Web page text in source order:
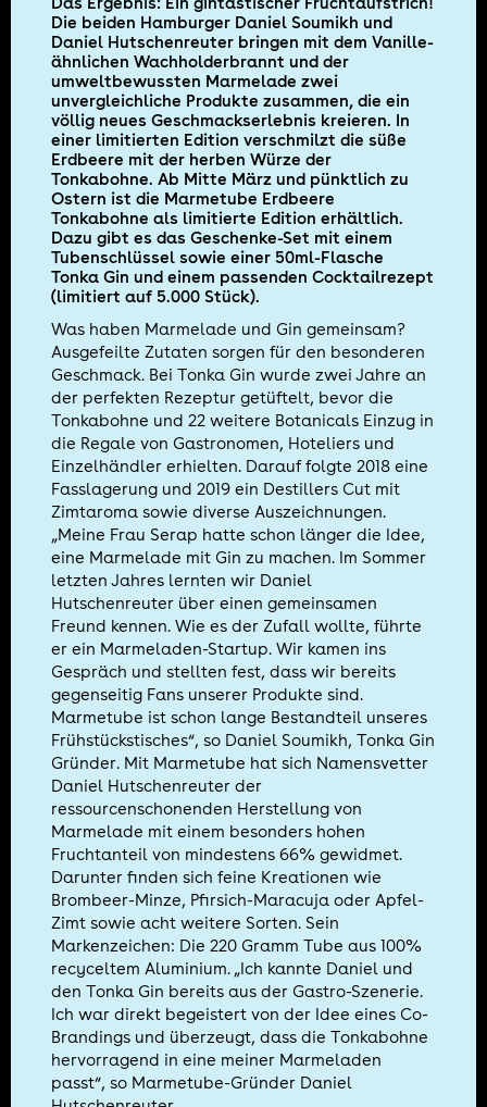
Die beiden Hamburger Daniel Soumikh und
Daniel Hutschenreuter bringen mit dem Vanille-
ähnlichen Wachholderbrannt und der
umweltbewussten Marmelade zwei
unvergleichliche Produkte zusammen, die ein
völlig neues Geschmackserlebnis kreieren. In
einer limitierten Edition verschmilzt die süße
Erdbeere mit der herben Würze der
Tonkabohne. Ab Mitte März und pünktlich zu
Ostern ist die Marmetube Erdbeere
Tonkabohne als limitierte Edition erhältlich.
Dazu gibt es das Geschenke-Set mit einem
Tubenschlüssel sowie einer 50ml-Flasche
Tonka Gin und einem passenden Cocktailrezept
(limitiert auf 5.000 Stück).
Was haben Marmelade und Gin gemeinsam?
Ausgefeilte Zutaten sorgen für den besonderen
Geschmack. Bei Tonka Gin wurde zwei Jahre an
der perfekten Rezeptur getüftelt, bevor die
Tonkabohne und 22 weitere Botanicals Einzug in
die Regale von Gastronomen, Hoteliers und
Einzelhändler erhielten. Darauf folgte 2018 eine
Fasslagerung und 2019 ein Destillers Cut mit
Zimtaroma sowie diverse Auszeichnungen.
„Meine Frau Serap hatte schon länger die Idee,
eine Marmelade mit Gin zu machen. Im Sommer
letzten Jahres lernten wir Daniel
Hutschenreuter über einen gemeinsamen
Freund kennen. Wie es der Zufall wollte, führte
er ein Marmeladen-Startup. Wir kamen ins
Gespräch und stellten fest, dass wir bereits
gegenseitig Fans unserer Produkte sind.
Marmetube ist schon lange Bestandteil unseres
Frühstückstisches“, so Daniel Soumikh, Tonka Gin
Gründer. Mit Marmetube hat sich Namensvetter
Daniel Hutschenreuter der
ressourcenschonenden Herstellung von
Marmelade mit einem besonders hohen
Fruchtanteil von mindestens 66% gewidmet.
Darunter finden sich feine Kreationen wie
Brombeer-Minze, Pfirsich-Maracuja oder Apfel-
Zimt sowie acht weitere Sorten. Sein
Markenzeichen: Die 220 Gramm Tube aus 100%
recyceltem Aluminium. „Ich kannte Daniel und
den Tonka Gin bereits aus der Gastro-Szenerie.
Ich war direkt begeistert von der Idee eines Co-
Brandings und überzeugt, dass die Tonkabohne
hervorragend in eine meiner Marmeladen
passt“, so Marmetube-Gründer Daniel